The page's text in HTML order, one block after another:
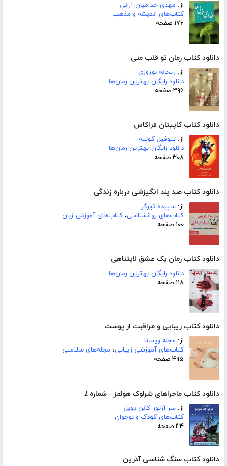
از: مهدی خدامیان آرانی
کتاب‌های اندیشه و مذهب
۱۷۶ صفحه
دانلود کتاب رمان تو قلب منی
از: ریحانه نوروزی
دانلود رایگان بهترین رمان‌ها
۳۹۶ صفحه
دانلود کتاب کاپیتان فراکاس
از: تئوفیل گوتیه
دانلود رایگان بهترین رمان‌ها
۳۰۸ صفحه
دانلود کتاب صد پند انگیزشی درباره زندگی
از: سپیده تیرگر
کتاب‌های روانشناسی، کتاب‌های آموزش زبان
۱۰۰ صفحه
دانلود کتاب رمان یک عشق لایتناهی
دانلود رایگان بهترین رمان‌ها
۱۱۸ صفحه
دانلود کتاب زیبایی و مراقبت از پوست
از: مجله ویستا
کتاب‌های آموزشی زیبایی، مجله‌های سلامتی
۴۹۵ صفحه
دانلود کتاب ماجراهای شرلوک هولمز - شماره 2
از: سر آرتور کانن دویل
کتاب‌های کودک و نوجوان
۳۴ صفحه
دانلود کتاب سنگ شناسی آذرین